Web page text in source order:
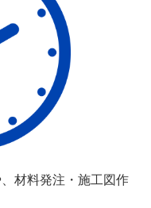
材料発注・施工図作